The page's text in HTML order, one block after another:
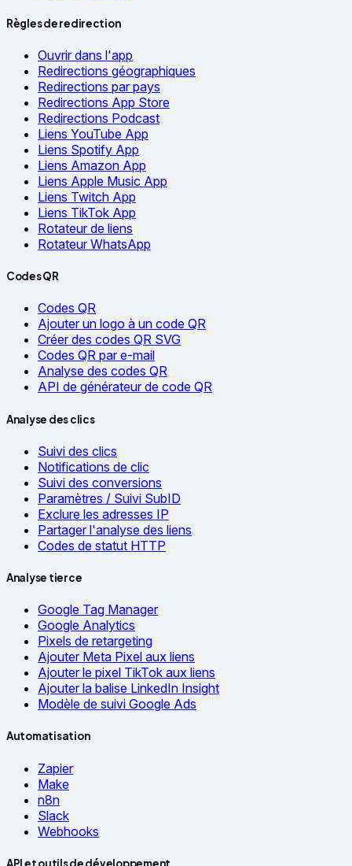
Règles de redirection
Ouvrir dans l'app
Redirections géographiques
Redirections par pays
Redirections App Store
Redirections Podcast
Liens YouTube App
Liens Spotify App
Liens Amazon App
Liens Apple Music App
Liens Twitch App
Liens TikTok App
Rotateur de liens
Rotateur WhatsApp
Codes QR
Codes QR
Ajouter un logo à un code QR
Créer des codes QR SVG
Codes QR par e-mail
Analyse des codes QR
API de générateur de code QR
Analyse des clics
Suivi des clics
Notifications de clic
Suivi des conversions
Paramètres / Suivi SubID
Exclure les adresses IP
Partager l'analyse des liens
Codes de statut HTTP
Analyse tierce
Google Tag Manager
Google Analytics
Pixels de retargeting
Ajouter Meta Pixel aux liens
Ajouter le pixel TikTok aux liens
Ajouter la balise LinkedIn Insight
Modèle de suivi Google Ads
Automatisation
Zapier
Make
n8n
Slack
Webhooks
API et outils de développement